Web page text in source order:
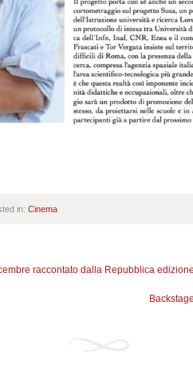
in: Cinema
raccontato dalla Repubblica